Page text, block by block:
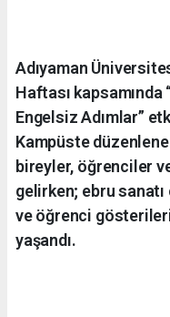
Adıyaman
Haftası
Engelsiz Adımlar”
Kampüste
bireyler, öğrenciler
gelirken; ebru
ve öğrenci
yaşandı.